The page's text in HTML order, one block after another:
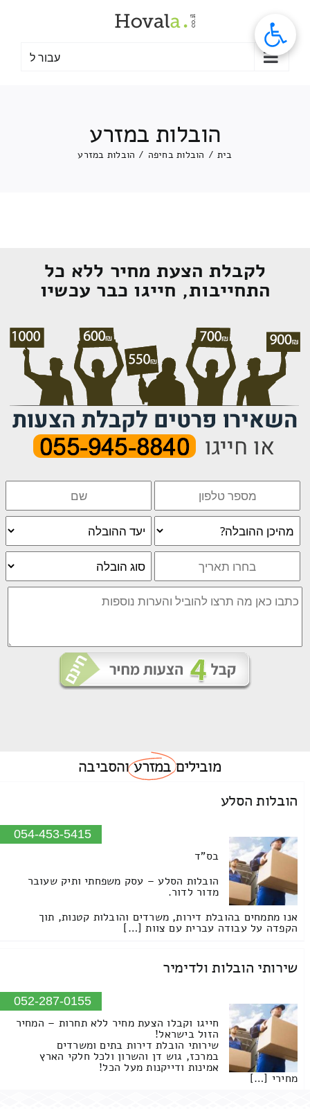
עבור ל
הובלות במזרע
בית / הובלות בחיפה / הובלות במזרע
לקבלת הצעת מחיר ללא כל
התחייבות, חייגו כבר עכשיו
מוביליםבמזרעוהסביבה
הובלות הסלע
054-453-5415
בס"ד
הובלות הסלע – עסק משפחתי ותיק שעובר
מדור לדור.
אנו מתמחים בהובלת דירות, משרדים והובלות קטנות, תוך
הקפדה על עבודה עברית עם צוות […]
שירותי הובלות ולדימיר
052-287-0155
חייגו וקבלו הצעת מחיר ללא תחרות – המחיר
הזול בישראל!
שירותי הובלת דירות בתים ומשרדים
במרכז, גוש דן והשרון ולכל חלקי הארץ
אמינות ודייקנות מעל הכל!
מחירי […]